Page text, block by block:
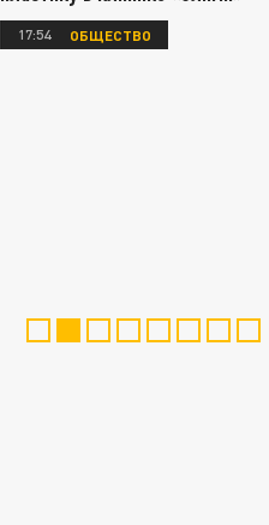
17:54 ОБЩЕСТВО